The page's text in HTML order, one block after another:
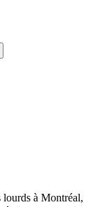
lourds à Montréal,